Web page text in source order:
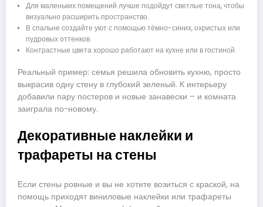
Для маленьких помещений лучше подойдут светлые тона, чтобы
визуально расширить пространство.
В спальне создайте уют с помощью тёмно-синих, охристых или
пудровых оттенков.
Контрастные цвета хорошо работают на кухне или в гостиной.
Реальный пример: семья решила обновить кухню, просто
выкрасив одну стену в глубокий зеленый. К интерьеру
добавили пару постеров и новые занавески – и комната
заиграла по-новому.
Декоративные наклейки и
трафареты на стены
Если стены ровные и вы не хотите возиться с краской, на
помощь приходят виниловые наклейки или трафареты